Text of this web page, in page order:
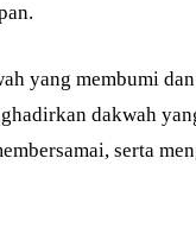
yang membumi
dakwah
serta